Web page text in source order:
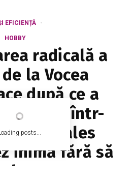
posts...
EFICIENȚĂ
HOBBY
radicală a
la Vocea
după ce a
într-
„Am ales
inima fără să
la ce vor